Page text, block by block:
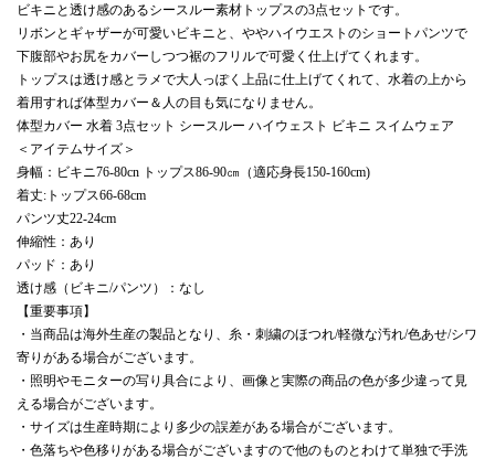
ビキニと透け感のあるシースルー素材トップスの3点セットです。
リボンとギャザーが可愛いビキニと、ややハイウエストのショートパンツで
下腹部やお尻をカバーしつつ裾のフリルで可愛く仕上げてくれます。
トップスは透け感とラメで大人っぽく上品に仕上げてくれて、水着の上から
着用すれば体型カバー＆人の目も気になりません。
体型カバー 水着 3点セット シースルー ハイウェスト ビキニ スイムウェア
＜アイテムサイズ＞
身幅：ビキニ76-80cn トップス86-90㎝（適応身長150-160cm)
着丈:トップス66-68cm
パンツ丈22-24cm
伸縮性：あり
パッド：あり
透け感（ビキニ/パンツ）：なし
【重要事項】
・当商品は海外生産の製品となり、糸・刺繍のほつれ/軽微な汚れ/色あせ/シワ
寄りがある場合がございます。
・照明やモニターの写り具合により、画像と実際の商品の色が多少違って見
える場合がございます。
・サイズは生産時期により多少の誤差がある場合がございます。
・色落ちや色移りがある場合がございますので他のものとわけて単独で手洗